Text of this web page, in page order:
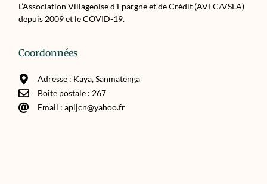
L’Association Villageoise d’Epargne et de Crédit (AVEC/VSLA)
depuis 2009 et le COVID-19.
Coordonnées
Adresse : Kaya, Sanmatenga
Boîte postale : 267
Email : apijcn@yahoo.fr